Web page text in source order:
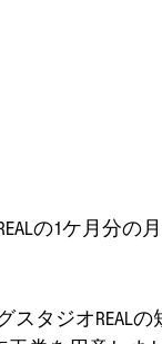
の1ケ月分の
タジオREALの